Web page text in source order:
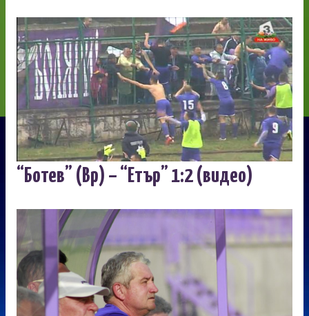
“Ботев” (Вр) – “Етър” 1:2 (видео)